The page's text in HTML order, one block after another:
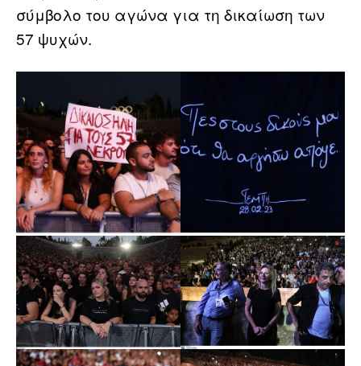
σύμβολο του αγώνα για τη δικαίωση των
57 ψυχών.